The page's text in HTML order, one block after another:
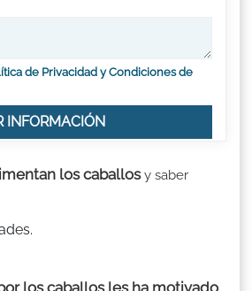
de Privacidad y Condiciones de
INFORMACIÓN
los caballosy saber